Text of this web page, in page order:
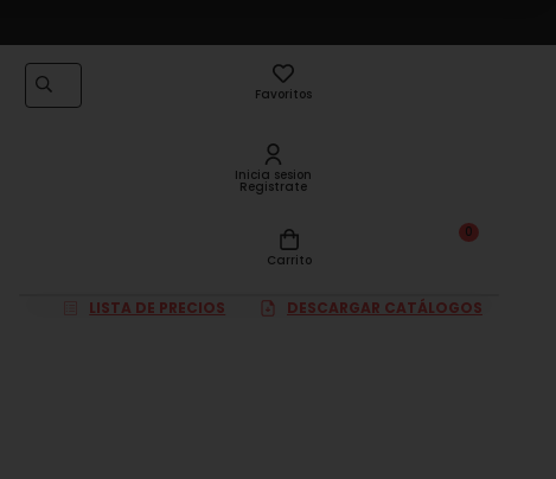
Favoritos
Inicia sesion
Registrate
0
Carrito
LISTA DE PRECIOS DESCARGAR CATÁLOGOS